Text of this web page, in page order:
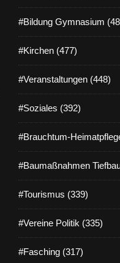
#Bildung Gymnasium
#Kirchen (477)
#Veranstaltungen (448)
#Soziales (392)
#Brauchtum-
#Baumaßnahmen
#Tourismus (339)
#Vereine Politik (335)
#Fasching (317)